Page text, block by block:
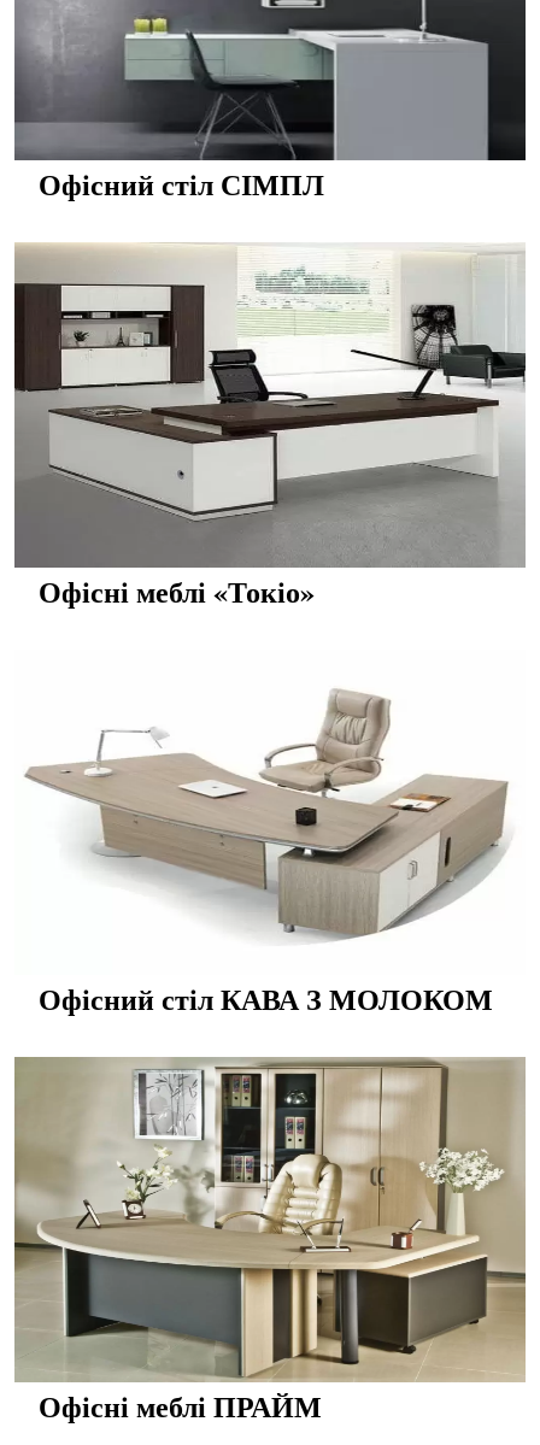
Офісний стіл СІМПЛ
Офісні меблі «Токіо»
Офісний стіл КАВА З МОЛОКОМ
Офісні меблі ПРАЙМ